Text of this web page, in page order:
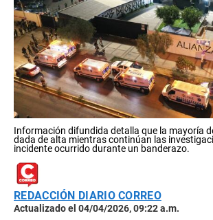
Información difundida detalla que la mayoría
dada de alta mientras continúan las
incidente ocurrido durante un banderazo.
REDACCIÓN DIARIO CORREO
Actualizado el 04/04/2026, 09:22 a.m.